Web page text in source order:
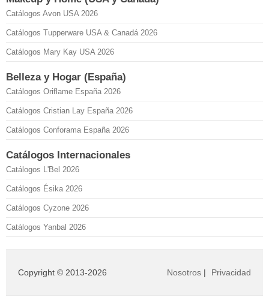
Catálogos Avon USA 2026
Catálogos Tupperware USA & Canadá 2026
Catálogos Mary Kay USA 2026
Belleza y Hogar (España)
Catálogos Oriflame España 2026
Catálogos Cristian Lay España 2026
Catálogos Conforama España 2026
Catálogos Internacionales
Catálogos L'Bel 2026
Catálogos Ésika 2026
Catálogos Cyzone 2026
Catálogos Yanbal 2026
Copyright © 2013-2026 Nosotros | Privacidad